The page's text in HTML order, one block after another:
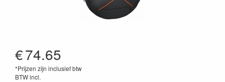
€74.65
*Prijzen zijn inclusief btw
BTW incl.